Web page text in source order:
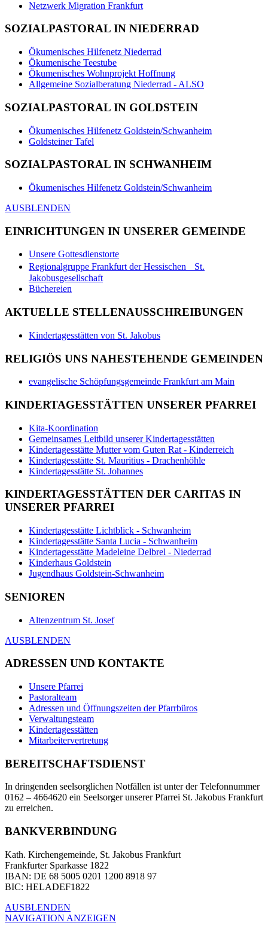
Netzwerk Migration Frankfurt
SOZIALPASTORAL IN NIEDERRAD
Ökumenisches Hilfenetz Niederrad
Ökumenische Teestube
Ökumenisches Wohnprojekt Hoffnung
Allgemeine Sozialberatung Niederrad - ALSO
SOZIALPASTORAL IN GOLDSTEIN
Ökumenisches Hilfenetz Goldstein/Schwanheim
Goldsteiner Tafel
SOZIALPASTORAL IN SCHWANHEIM
Ökumenisches Hilfenetz Goldstein/Schwanheim
AUSBLENDEN
EINRICHTUNGEN IN UNSERER GEMEINDE
Unsere Gottesdienstorte
Regionalgruppe Frankfurt der Hessischen St.
Jakobusgesellschaft
Büchereien
AKTUELLE STELLENAUSSCHREIBUNGEN
Kindertagesstätten von St. Jakobus
RELIGIÖS UNS NAHESTEHENDE GEMEINDEN
evangelische Schöpfungsgemeinde Frankfurt am Main
KINDERTAGESSTÄTTEN UNSERER PFARREI
Kita-Koordination
Gemeinsames Leitbild unserer Kindertagesstätten
Kindertagesstätte Mutter vom Guten Rat - Kinderreich
Kindertagesstätte St. Mauritius - Drachenhöhle
Kindertagesstätte St. Johannes
KINDERTAGESSTÄTTEN DER CARITAS IN
UNSERER PFARREI
Kindertagesstätte Lichtblick - Schwanheim
Kindertagesstätte Santa Lucia - Schwanheim
Kindertagesstätte Madeleine Delbrel - Niederrad
Kinderhaus Goldstein
Jugendhaus Goldstein-Schwanheim
SENIOREN
Altenzentrum St. Josef
AUSBLENDEN
ADRESSEN UND KONTAKTE
Unsere Pfarrei
Pastoralteam
Adressen und Öffnungszeiten der Pfarrbüros
Verwaltungsteam
Kindertagesstätten
Mitarbeitervertretung
BEREITSCHAFTSDIENST
In dringenden seelsorglichen Notfällen ist unter der Telefonnummer
0162 – 4664620 ein Seelsorger unserer Pfarrei St. Jakobus Frankfurt
zu erreichen.
BANKVERBINDUNG
Kath. Kirchengemeinde, St. Jakobus Frankfurt
Frankfurter Sparkasse 1822
IBAN: DE 68 5005 0201 1200 8918 97
BIC: HELADEF1822
AUSBLENDEN
NAVIGATION ANZEIGEN